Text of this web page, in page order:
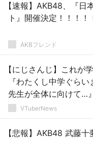
【速報】AKB48、『日
ト』開催決定！！！！
AKBフレンド
【にじさんじ】これが
『わたくし中学ぐら
先生が全体に向けて…』
VTuberNews
【悲報】AKB48 武藤